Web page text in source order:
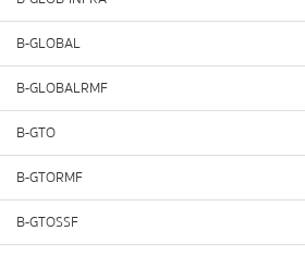
B-GLOBAL
B-GLOBALRMF
B-GTO
B-GTORMF
B-GTOSSF